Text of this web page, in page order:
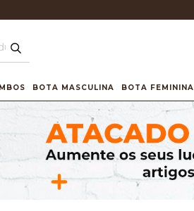
BOTA MASCULINA BOTA FEMININA